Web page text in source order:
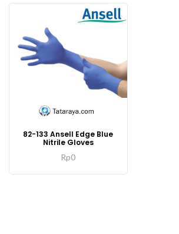
82-133 Ansell Edge Blue
Nitrile Gloves
Rp0